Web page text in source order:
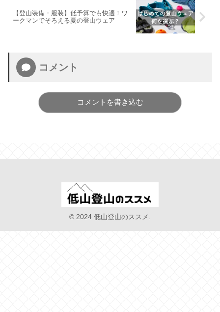
【登山装備・服装】低予算でも快適！ワ
ークマンでそろえる夏の登山ウェア
コメント
コメントを書き込む
© 2024 低山登山のススメ.